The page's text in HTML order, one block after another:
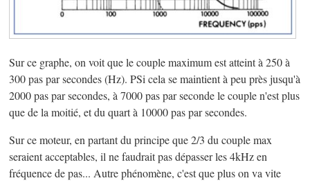
Sur ce graphe, on voit que le couple maximum est atteint à 250 à
300 pas par secondes (Hz). PSi cela se maintient à peu près jusqu'à
2000 pas par secondes, à 7000 pas par seconde le couple n'est plus
que de la moitié, et du quart à 10000 pas par secondes.
Sur ce moteur, en partant du principe que 2/3 du couple max
seraient acceptables, il ne faudrait pas dépasser les 4kHz en
fréquence de pas... Autre phénomène, c'est que plus on va vite